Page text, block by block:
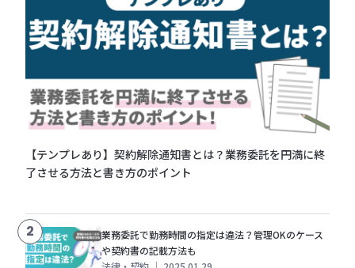
【テンプレあり】契約解除通知書とは？業務委託を円満に終
了させる方法と書き方のポイント
2
業務委託で勤務時間の指定は違法？管理OKのケース
や契約書の記載方法も